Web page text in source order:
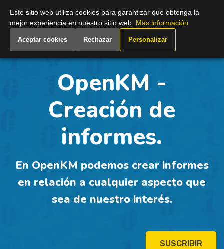
Spain
OpenKM -
Creación de
informes.
En OpenKM podemos crear informes
en relación a cualquier aspecto que
sea de nuestro interés.
SUSCRIBIR
Este sitio web utiliza cookies para garantizar que obtenga la
mejor experiencia en nuestro sitio web. Más información
Aceptar cookies Rechazar Personalizar